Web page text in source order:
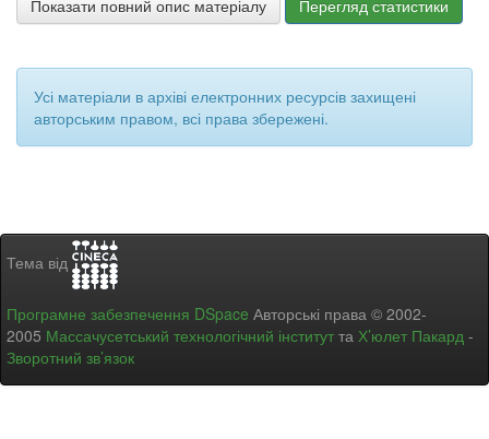
Показати повний опис матеріалу Перегляд статистики
Усі матеріали в архіві електронних ресурсів захищені
авторським правом, всі права збережені.
Тема від
Програмне забезпечення DSpace Авторські права © 2002-
2005 Массачусетський технологічний інститут та Х’юлет Пакард -
Зворотний зв’язок